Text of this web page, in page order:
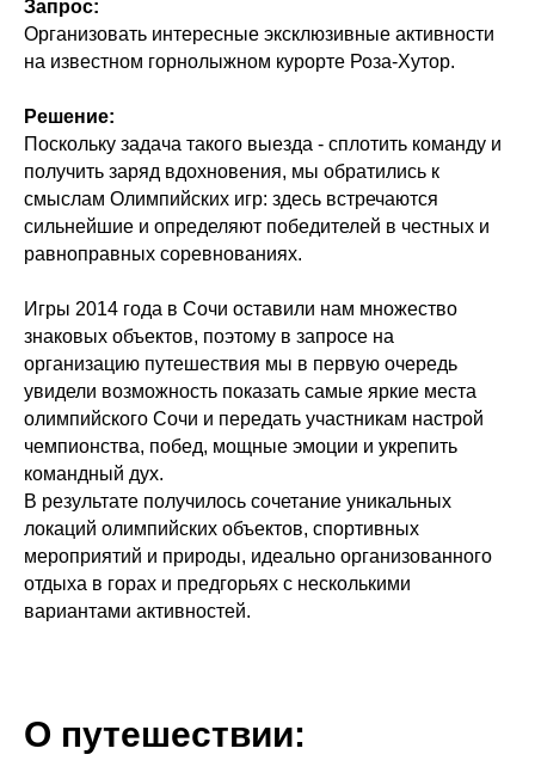
Запрос:
Организовать интересные эксклюзивные активности
на известном горнолыжном курорте Роза-Хутор.
Решение:
Поскольку задача такого выезда - сплотить команду и
получить заряд вдохновения, мы обратились к
смыслам Олимпийских игр: здесь встречаются
сильнейшие и определяют победителей в честных и
равноправных соревнованиях.
Игры 2014 года в Сочи оставили нам множество
знаковых объектов, поэтому в запросе на
организацию путешествия мы в первую очередь
увидели возможность показать самые яркие места
олимпийского Сочи и передать участникам настрой
чемпионства, побед, мощные эмоции и укрепить
командный дух.
В результате получилось сочетание уникальных
локаций олимпийских объектов, спортивных
мероприятий и природы, идеально организованного
отдыха в горах и предгорьях с несколькими
вариантами активностей.
О путешествии: